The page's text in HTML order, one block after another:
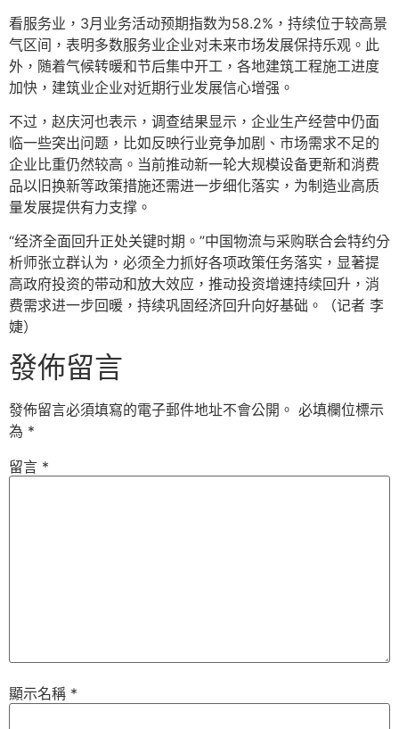
看服务业，3月业务活动预期指数为58.2%，持续位于较高景
气区间，表明多数服务业企业对未来市场发展保持乐观。此
外，随着气候转暖和节后集中开工，各地建筑工程施工进度
加快，建筑业企业对近期行业发展信心增强。
不过，赵庆河也表示，调查结果显示，企业生产经营中仍面
临一些突出问题，比如反映行业竞争加剧、市场需求不足的
企业比重仍然较高。当前推动新一轮大规模设备更新和消费
品以旧换新等政策措施还需进一步细化落实，为制造业高质
量发展提供有力支撑。
“经济全面回升正处关键时期。”中国物流与采购联合会特约分
析师张立群认为，必须全力抓好各项政策任务落实，显著提
高政府投资的带动和放大效应，推动投资增速持续回升，消
费需求进一步回暖，持续巩固经济回升向好基础。（记者 李
婕）
發佈留言
發佈留言必須填寫的電子郵件地址不會公開。 必填欄位標示
為 *
留言 *
顯示名稱 *